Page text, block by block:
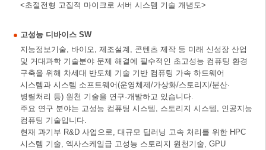
<초절전형 고집적 마이크로 서버 시스템 기술 개념도>
고성능 디바이스 SW
지능정보기술, 바이오, 제조설계, 콘텐츠 제작 등 미래 신성장 산업
및 거대과학 기술분야 문제 해결에 필수적인 초고성능 컴퓨팅 환경
구축을 위해 차세대 반도체 기술 기반 컴퓨팅 가속 하드웨어
시스템과 시스템 소프트웨어(운영체제/가상화/스토리지/분산·
병렬처리 등) 원천 기술을 연구·개발하고 있습니다.
주요 연구 분야는 고성능 컴퓨팅 시스템, 스토리지 시스템, 인공지능
컴퓨팅 기술입니다.
현재 과기부 R&D 사업으로, 대규모 딥러닝 고속 처리를 위한 HPC
시스템 기술, 엑사스케일급 고성능 스토리지 원천기술, GPU